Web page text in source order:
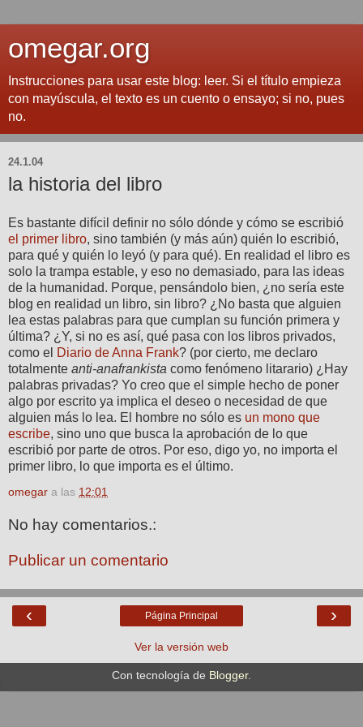
omegar.org
Instrucciones para usar este blog: leer. Si el título empieza
con mayúscula, el texto es un cuento o ensayo; si no, pues
no.
24.1.04
la historia del libro
Es bastante difícil definir no sólo dónde y cómo se escribió
el primer libro, sino también (y más aún) quién lo escribió,
para qué y quién lo leyó (y para qué). En realidad el libro es
solo la trampa estable, y eso no demasiado, para las ideas
de la humanidad. Porque, pensándolo bien, ¿no sería este
blog en realidad un libro, sin libro? ¿No basta que alguien
lea estas palabras para que cumplan su función primera y
última? ¿Y, si no es así, qué pasa con los libros privados,
como el Diario de Anna Frank? (por cierto, me declaro
totalmente anti-anafrankista como fenómeno litarario) ¿Hay
palabras privadas? Yo creo que el simple hecho de poner
algo por escrito ya implica el deseo o necesidad de que
alguien más lo lea. El hombre no sólo es un mono que
escribe, sino uno que busca la aprobación de lo que
escribió por parte de otros. Por eso, digo yo, no importa el
primer libro, lo que importa es el último.
omegar a las 12:01
No hay comentarios.:
Publicar un comentario
‹ ›
Página Principal
Ver la versión web
Con tecnología de Blogger.